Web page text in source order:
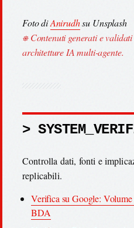
Foto diAnirudhsu Unsplash
⎈ Contenuti generati e
architetture IA multi-agente.
>
Controlla dati, fonti e
replicabili.
Verifica su Google:
BDA